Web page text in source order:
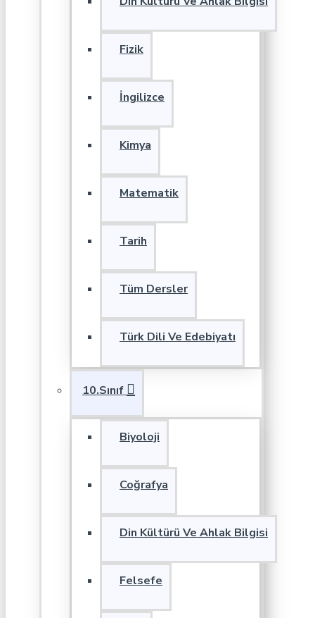
Fizik
İngilizce
Kimya
Matematik
Tarih
Tüm Dersler
Türk Dili Ve Edebiyatı
10.Sınıf
Biyoloji
Coğrafya
Din Kültürü Ve Ahlak Bilgisi
Felsefe